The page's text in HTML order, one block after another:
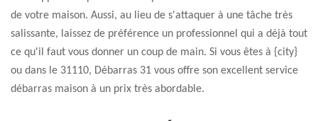
de votre maison. Aussi, au lieu de s'attaquer à une tâche très
salissante, laissez de préférence un professionnel qui a déjà tout
ce qu'il faut vous donner un coup de main. Si vous êtes à {city}
ou dans le 31110, Débarras 31 vous offre son excellent service
débarras maison à un prix très abordable.